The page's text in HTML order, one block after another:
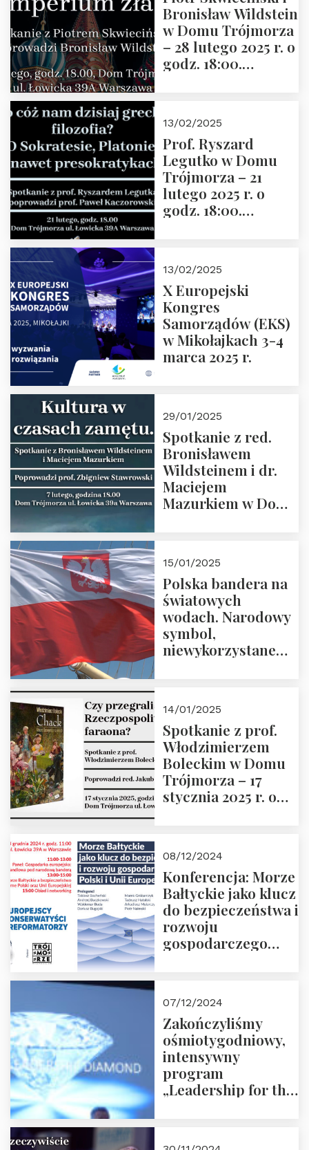
17/19
Bronisław Wildstein
w Domu Trójmorza
– 28 lutego 2025 r. o
godz. 18:00.
13/02/2025
Prof. Ryszard
Legutko w Domu
Trójmorza – 21
lutego 2025 r. o
godz. 18:00.
Zapraszamy
13/02/2025
X Europejski
Kongres
Samorządów (EKS)
w Mikołajkach 3-4
marca 2025 r.
29/01/2025
Spotkanie z red.
Bronisławem
Wildsteinem i dr.
Maciejem
Mazurkiem w Domu
Prowadzi prof.
Zbigniew
Stawrowski
15/01/2025
Polska bandera na
światowych
wodach. Narodowy
symbol,
niewykorzystane
14/01/2025
Spotkanie z prof.
Włodzimierzem
Boleckim w Domu
Trójmorza – 17
stycznia 2025 r. o
08/12/2024
Konferencja: Morze
Bałtyckie jako klucz
do bezpieczeństwa i
rozwoju
gospodarczego
ZAPRASZAMY
07/12/2024
Zakończyliśmy
ośmiotygodniowy,
intensywny
program
„Leadership for the